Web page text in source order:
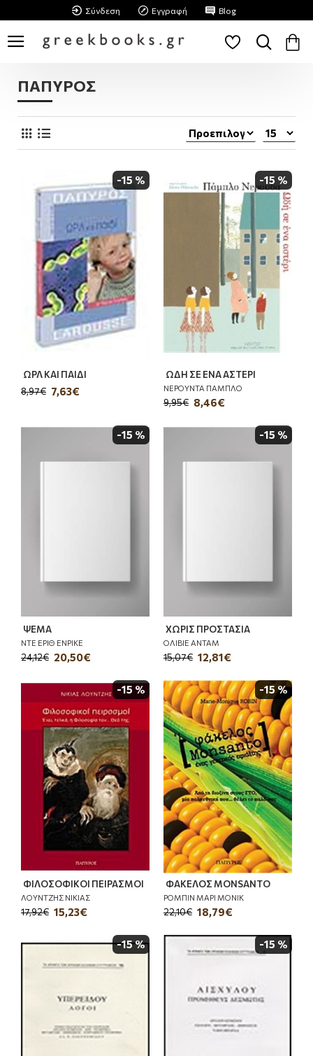
Σύνδεση Εγγραφή Blog
ΠΑΠΥΡΟΣ
-15 %
ΩΡΛ ΚΑΙ ΠΑΙΔΙ
7,63€
8,97€
-15 %
ΩΔΗ ΣΕ ΕΝΑ ΑΣΤΕΡΙ
ΝΕΡΟΥΝΤΑ ΠΑΜΠΛΟ
8,46€
9,95€
-15 %
ΨΕΜΑ
ΝΤΕ ΕΡΙΘ ΕΝΡΙΚΕ
20,50€
24,12€
-15 %
ΧΩΡΙΣ ΠΡΟΣΤΑΣΙΑ
ΟΛΙΒΙΕ ΑΝΤΑΜ
12,81€
15,07€
-15 %
ΦΙΛΟΣΟΦΙΚΟΙ ΠΕΙΡΑΣΜΟΙ
ΛΟΥΝΤΖΗΣ ΝΙΚΙΑΣ
15,23€
17,92€
-15 %
ΦΑΚΕΛΟΣ MONSANTO
ΡΟΜΠΙΝ ΜΑΡΙ ΜΟΝΙΚ
18,79€
22,10€
-15 % -15 %